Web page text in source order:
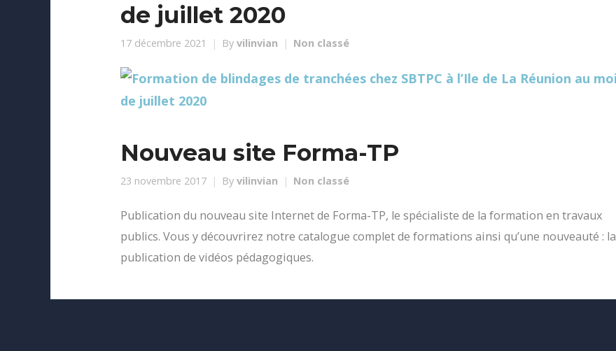
de juillet 2020
17 décembre 2021 By vilinvian Non classé
Nouveau site Forma-TP
23 novembre 2017 By vilinvian Non classé
Publication du nouveau site Internet de Forma-TP, le spécialiste de la formation en travaux
publics. Vous y découvrirez notre catalogue complet de formations ainsi qu’une nouveauté : la
publication de vidéos pédagogiques.